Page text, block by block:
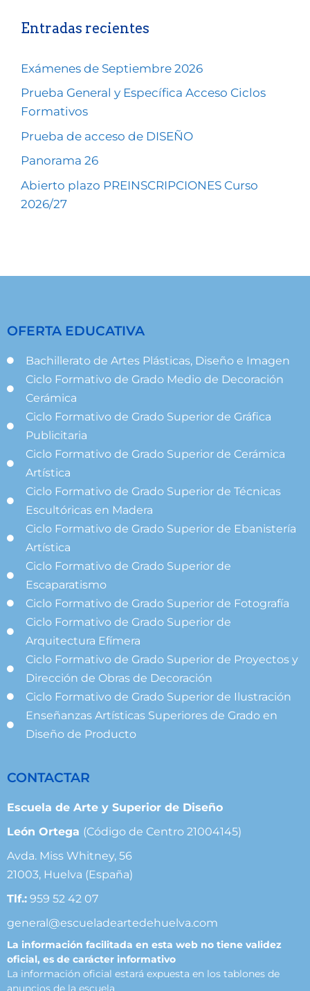
Entradas recientes
Exámenes de Septiembre 2026
Prueba General y Específica Acceso Ciclos
Formativos
Prueba de acceso de DISEÑO
Panorama 26
Abierto plazo PREINSCRIPCIONES Curso
2026/27
OFERTA EDUCATIVA
Bachillerato de Artes Plásticas, Diseño e Imagen
Ciclo Formativo de Grado Medio de Decoración
Cerámica
Ciclo Formativo de Grado Superior de Gráfica
Publicitaria
Ciclo Formativo de Grado Superior de Cerámica
Artística
Ciclo Formativo de Grado Superior de Técnicas
Escultóricas en Madera
Ciclo Formativo de Grado Superior de Ebanistería
Artística
Ciclo Formativo de Grado Superior de
Escaparatismo
Ciclo Formativo de Grado Superior de Fotografía
Ciclo Formativo de Grado Superior de
Arquitectura Efímera
Ciclo Formativo de Grado Superior de Proyectos y
Dirección de Obras de Decoración
Ciclo Formativo de Grado Superior de Ilustración
Enseñanzas Artísticas Superiores de Grado en
Diseño de Producto
CONTACTAR
Escuela de Arte y Superior de Diseño
León Ortega (Código de Centro 21004145)
Avda. Miss Whitney, 56
21003, Huelva (España)
Tlf.: 959 52 42 07
general@escueladeartedehuelva.com
La información facilitada en esta web no tiene validez
oficial, es de carácter informativo
La información oficial estará expuesta en los tablones de
anuncios de la escuela